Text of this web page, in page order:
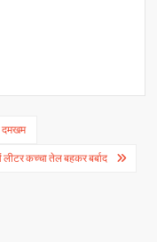
दमखम
कच्चा तेल बहकर बर्बाद